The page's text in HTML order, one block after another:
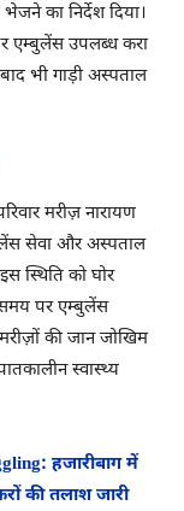
का निर्देश दिया।
एम्बुलेंस उपलब्ध करा
भी गाड़ी अस्पताल
मरीज़ नारायण
सेवा और अस्पताल
स्थिति को घोर
समय पर एम्बुलेंस
की जान जोखिम
स्वास्थ्य
हजारीबाग में
की तलाश जारी